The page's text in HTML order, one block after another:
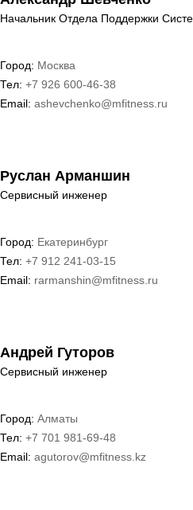
Начальник Отдела Поддержки
Город: Москва
Тел: +7 926 600-46-38
Email: ashevchenko@mfitness.ru
Руслан Арманшин
Сервисный инженер
Город: Екатеринбург
Тел: +7 912 241-03-15
Email: rarmanshin@mfitness.ru
Андрей Гуторов
Сервисный инженер
Город: Алматы
Тел: +7 701 981-69-48
Email: agutorov@mfitness.kz